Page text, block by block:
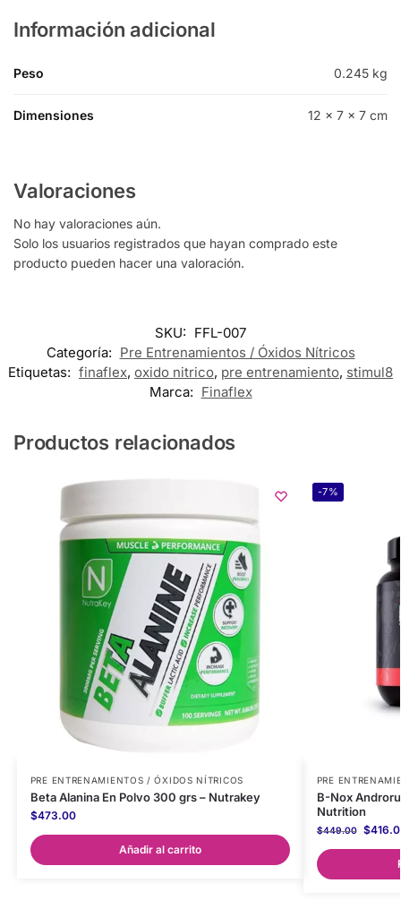
Información adicional
Peso 0.245 kg
Dimensiones 12 × 7 × 7 cm
Valoraciones
No hay valoraciones aún.
Solo los usuarios registrados que hayan comprado este
producto pueden hacer una valoración.
SKU: FFL-007
Categoría: Pre Entrenamientos / Óxidos Nítricos
Etiquetas: finaflex, oxido nitrico, pre entrenamiento, stimul8
Marca: Finaflex
Productos relacionados
PRE ENTRENAMIENTOS / ÓXIDOS NÍTRICOS
Beta Alanina En Polvo 300 grs – Nutrakey
$473.00
Añadir al carrito
-7%
PRE
B-Nox
Nutrition
$449.00 $